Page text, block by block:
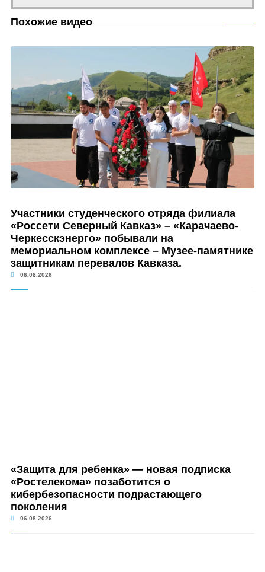
Похожие видео
Участники студенческого отряда филиала
«Россети Северный Кавказ» – «Карачаево-
Черкесскэнерго» побывали на
мемориальном комплексе – Музее-памятнике
защитникам перевалов Кавказа.
06.08.2026
«Защита для ребенка» — новая подписка
«Ростелекома» позаботится о
кибербезопасности подрастающего
поколения
06.08.2026